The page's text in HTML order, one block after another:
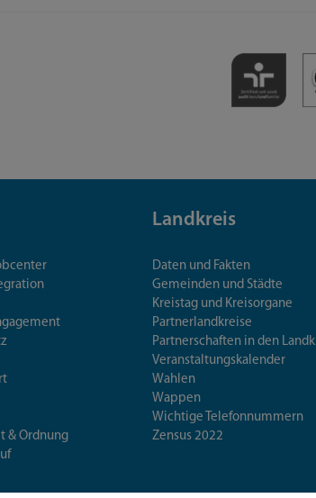
& Ordnung
Landkreis
Daten und Fakten
Gemeinden und Städte
Kreistag und Kreisorgane
Partnerlandkreise
Partnerschaften in den
Veranstaltungskalender
Wahlen
Wappen
Wichtige Telefonnummern
Zensus 2022